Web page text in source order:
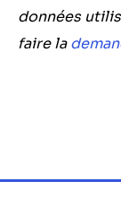
données
faire la